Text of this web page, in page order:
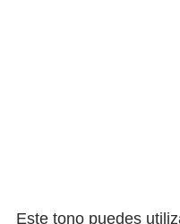
Este tono puedes